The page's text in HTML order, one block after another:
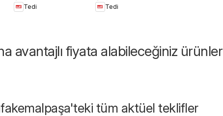
Tedi
Tedi
avantajlı fiyata alabileceğiniz ürünler
tüm aktüel teklifler